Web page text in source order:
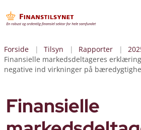
Forside Tilsyn Rapporter
Finansielle markedsdeltageres
negative ind virkninger på
Finansielle